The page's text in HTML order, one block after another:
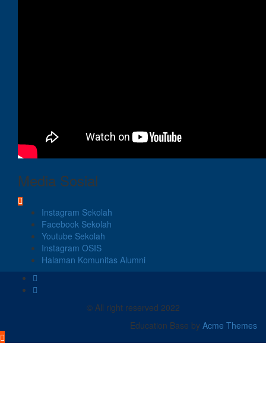
Media Sosial
Instagram Sekolah
Facebook Sekolah
Youtube Sekolah
Instagram OSIS
Halaman Komunitas Alumni
© All right reserved 2022
Education Base by Acme Themes